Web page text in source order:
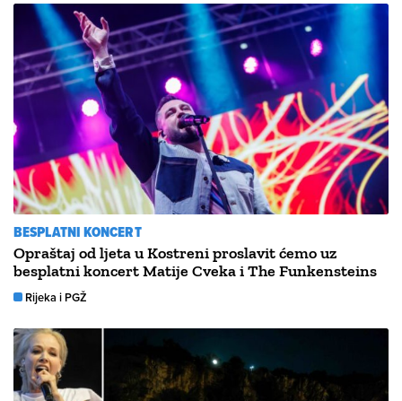
BESPLATNI KONCERT
Opraštaj od ljeta u Kostreni proslavit ćemo uz
besplatni koncert Matije Cveka i The Funkensteins
Rijeka i PGŽ